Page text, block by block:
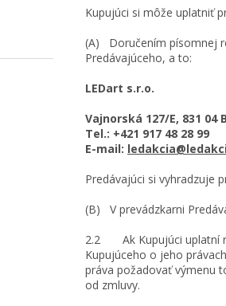
Kupujúci si môže uplatniť
(A) Doručením písomnej
Predávajúceho, a to:
LEDart s.r.o.
Vajnorská 127/E, 831 04
Tel.: +421 917 48 28 99
E-mail:
Predávajúci si vyhradzuje
(B) V prevádzkarni
2.2 Ak Kupujúci uplatní
Kupujúceho o jeho
práva požadovať výmenu
od zmluvy.